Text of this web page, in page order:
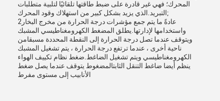
المحرك؛ فهي غير قادرة على ضبط طاقتها تلقائيًا لتلبية متطلبات
التبريد.الذي يزيد بشكل كبير من استهلاك وقود المحرك;
2عادةً ما يتم جمع مؤشرات درجة الحرارة من مخرج البخار
واستخدامها لإدارتها.يطلق المضغط الكهرومغناطيسي المشبك
ويتوقف عندما تصل درجة الحرارة إلى النقطة المحددة مسبقامن
ناحية أخرى ، عندما ترتفع درجة الحرارة ، يتم تشغيل المشبك
الكهرومغناطيسي ويتم تشغيل الضاغط.ضغط نظام تكييف الهواء
ينظم أيضا ضاغط التنقل الثابتالمضغوط يتوقف عندما يصل ضغط
الأنابيب إلى مستوى مفرط